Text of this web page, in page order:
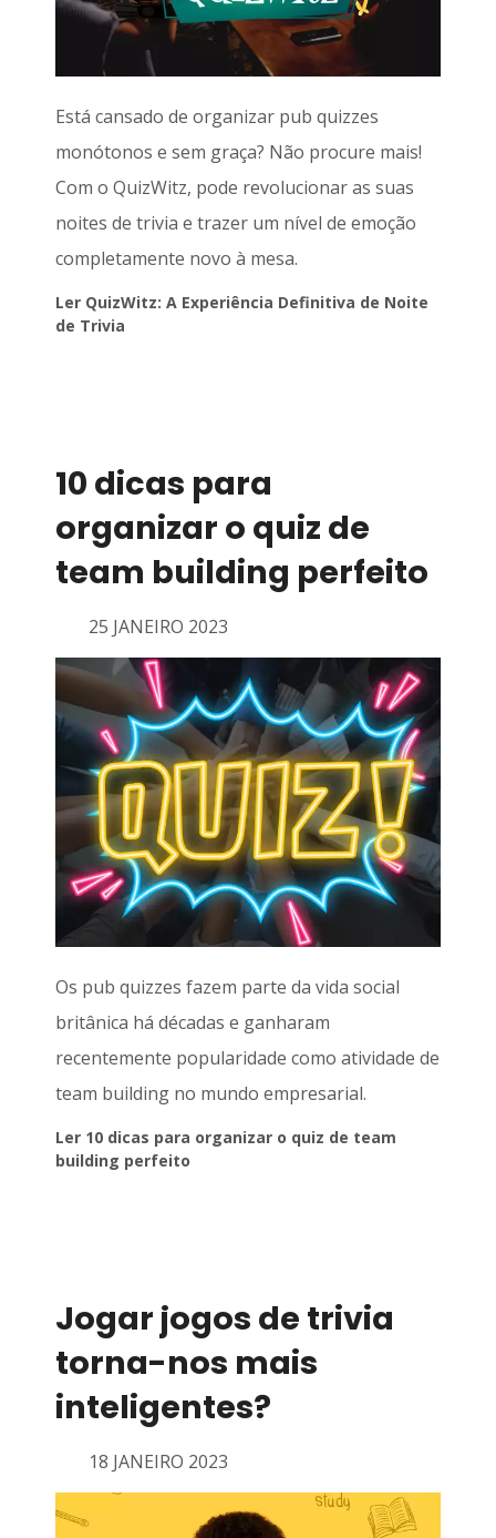
Está cansado de organizar pub quizzes
monótonos e sem graça? Não procure mais!
Com o QuizWitz, pode revolucionar as suas
noites de trivia e trazer um nível de emoção
completamente novo à mesa.
Ler QuizWitz: A Experiência Definitiva de Noite
de Trivia
10 dicas para
organizar o quiz de
team building perfeito
25 JANEIRO 2023
Os pub quizzes fazem parte da vida social
britânica há décadas e ganharam
recentemente popularidade como atividade de
team building no mundo empresarial.
Ler 10 dicas para organizar o quiz de team
building perfeito
Jogar jogos de trivia
torna-nos mais
inteligentes?
18 JANEIRO 2023